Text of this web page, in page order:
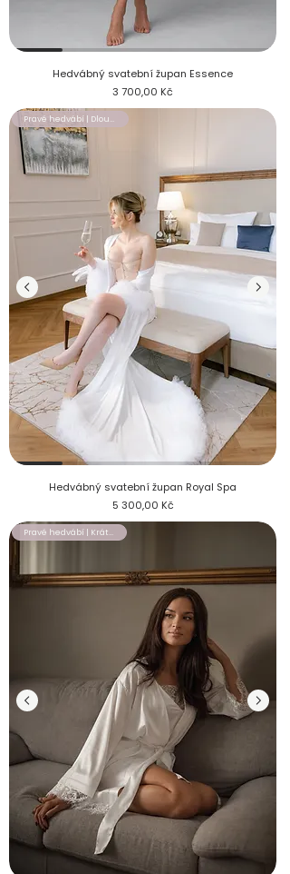
Hedvábný svatební župan Essence
Cena
3 700,00 Kč
Nevěsta v hedvábném svatebním
Pravé hedvábí | Dlouhý župan
Hedvábný svatební župan Royal Spa
Cena
5 300,00 Kč
Nevěsta v hedvábném svatebním
Pravé hedvábí | Krátký župan